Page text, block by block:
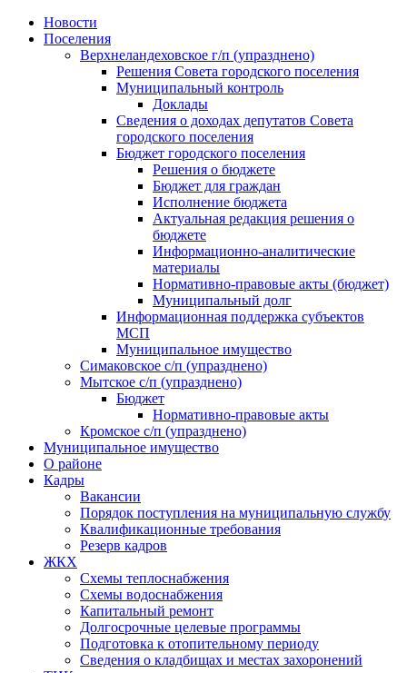
Skip
Новости
Поселения
Верхнеландеховское г/п (упразднено)
Решения Совета городского поселения
Муниципальный контроль
Доклады
Сведения о доходах депутатов Совета
городского поселения
Бюджет городского поселения
Решения о бюджете
Бюджет для граждан
Исполнение бюджета
Актуальная редакция решения о
бюджете
Информационно-аналитические
материалы
Нормативно-правовые акты (бюджет)
Муниципальный долг
Информационная поддержка субъектов
МСП
Муниципальное имущество
Симаковское с/п (упразднено)
Мытское с/п (упразднено)
Бюджет
Нормативно-правовые акты
Кромское с/п (упразднено)
Муниципальное имущество
О районе
Кадры
Вакансии
Порядок поступления на муниципальную службу
Квалификационные требования
Резерв кадров
ЖКХ
Схемы теплоснабжения
Схемы водоснабжения
Капитальный ремонт
Долгосрочные целевые программы
Подготовка к отопительному периоду
Сведения о кладбищах и местах захоронений